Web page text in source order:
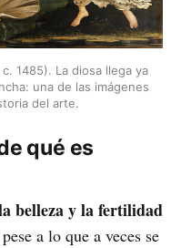
1485). La diosa llega ya
una de las imágenes
del arte.
qué es
belleza y la fertilidad
a lo que a veces se